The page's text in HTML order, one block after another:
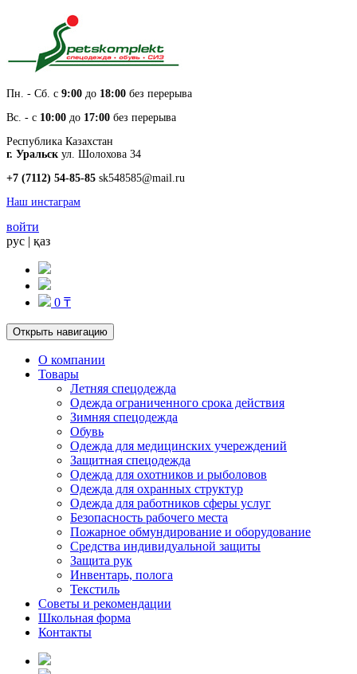
Пн. - Cб. с 9:00 до 18:00 без перерыва
Вс. - с 10:00 до 17:00 без перерыва
Республика Казахстан
г. Уральск ул. Шолохова 34
+7 (7112) 54-85-85 sk548585@mail.ru
Наш инстаграм
войти
рус | қаз
0 ₸
Открыть навигацию
О компании
Товары
Летняя спецодежда
Одежда ограниченного срока действия
Зимняя спецодежда
Обувь
Одежда для медицинских учереждений
Защитная спецодежда
Одежда для охотников и рыболовов
Одежда для охранных структур
Одежда для работников сферы услуг
Безопасность рабочего места
Пожарное обмундирование и оборудование
Средства индивидуальной защиты
Защита рук
Инвентарь, полога
Текстиль
Советы и рекомендации
Школьная форма
Контакты